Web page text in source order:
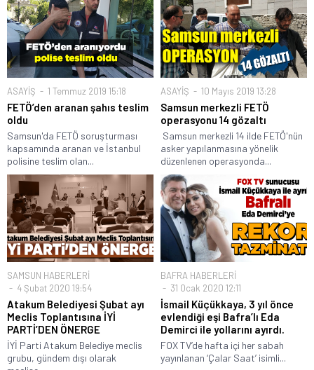
ASAYİŞ 1 Temmuz 2019 15:18
FETÖ’den aranan şahıs teslim
oldu
Samsun'da FETÖ soruşturması
kapsamında aranan ve İstanbul
polisine teslim olan...
ASAYİŞ 10 Mayıs 2019 13:28
Samsun merkezli FETÖ
operasyonu 14 gözaltı
Samsun merkezli 14 ilde FETÖ'nün
asker yapılanmasına yönelik
düzenlenen operasyonda...
SAMSUN HABERLERİ
4 Şubat 2020 19:54
Atakum Belediyesi Şubat ayı
Meclis Toplantısına İYİ
PARTİ’DEN ÖNERGE
İYİ Parti Atakum Belediye meclis
grubu, gündem dışı olarak
BAFRA HABERLERİ
31 Ocak 2020 12:11
İsmail Küçükkaya, 3 yıl önce
evlendiği eşi Bafra’lı Eda
Demirci ile yollarını ayırdı.
FOX TV’de hafta içi her sabah
yayınlanan ‘Çalar Saat’ isimli...